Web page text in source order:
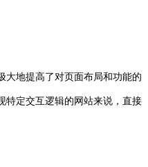
大地提高了对页面布局和功能的
特定交互逻辑的网站来说，直接